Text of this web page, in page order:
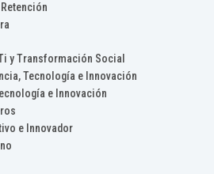
y Transformación Social
Tecnología e Innovación
e Innovación
e Innovador